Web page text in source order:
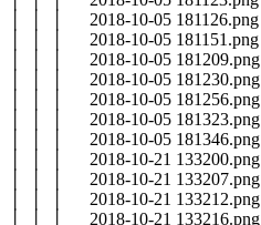
│ │ │ 2018-10-05 181126.png
│ │ │ 2018-10-05 181151.png
│ │ │ 2018-10-05 181209.png
│ │ │ 2018-10-05 181230.png
│ │ │ 2018-10-05 181256.png
│ │ │ 2018-10-05 181323.png
│ │ │ 2018-10-05 181346.png
│ │ │ 2018-10-21 133200.png
│ │ │ 2018-10-21 133207.png
│ │ │ 2018-10-21 133212.png
│ │ │ 2018-10-21 133216.png